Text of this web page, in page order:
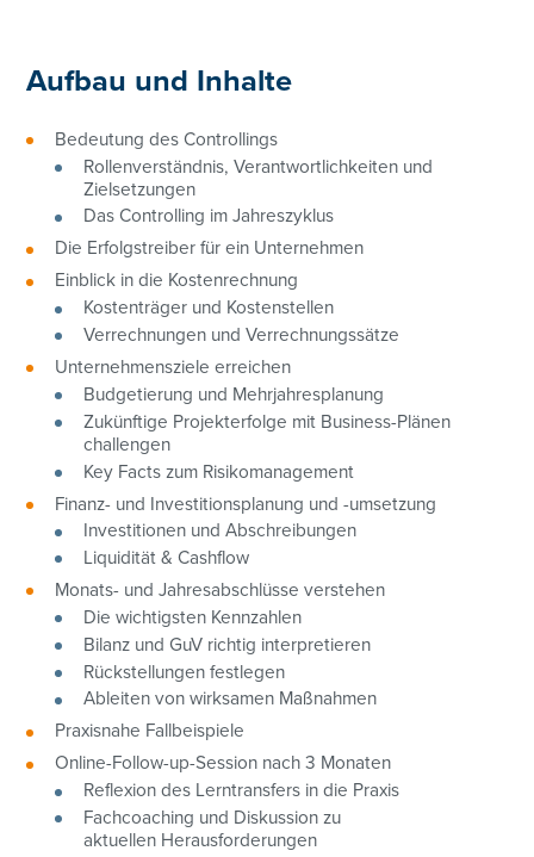
Aufbau und Inhalte
Bedeutung des Controllings
Rollenverständnis, Verantwortlichkeiten und
Zielsetzungen
Das Controlling im Jahreszyklus
Die Erfolgstreiber für ein Unternehmen
Einblick in die Kostenrechnung
Kostenträger und Kostenstellen
Verrechnungen und Verrechnungssätze
Unternehmensziele erreichen
Budgetierung und Mehrjahresplanung
Zukünftige Projekterfolge mit Business-Plänen
challengen
Key Facts zum Risikomanagement
Finanz- und Investitionsplanung und -umsetzung
Investitionen und Abschreibungen
Liquidität & Cashflow
Monats- und Jahresabschlüsse verstehen
Die wichtigsten Kennzahlen
Bilanz und GuV richtig interpretieren
Rückstellungen festlegen
Ableiten von wirksamen Maßnahmen
Praxisnahe Fallbeispiele
Online-Follow-up-Session nach 3 Monaten
Reflexion des Lerntransfers in die Praxis
Fachcoaching und Diskussion zu
aktuellen Herausforderungen